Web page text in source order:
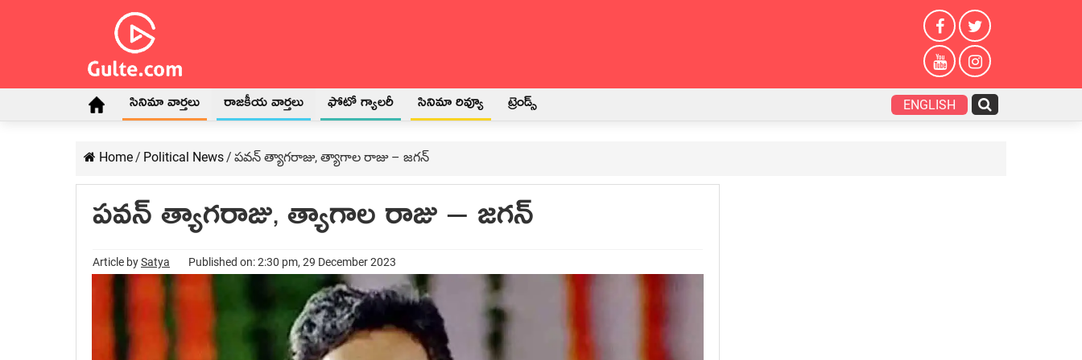
సినిమా వార్తలు రాజకీయ వార్తలు ఫోటో గ్యాలరీ సినిమా రివ్యూ ట్రెండ్స్ ENGLISH
Home/ Political News/ పవన్ త్యాగరాజు, త్యాగాల రాజు – జగన్
పవన్ త్యాగరాజు, త్యాగాల రాజు – జగన్
Article bySatya Published on: 2:30 pm, 29 December 2023